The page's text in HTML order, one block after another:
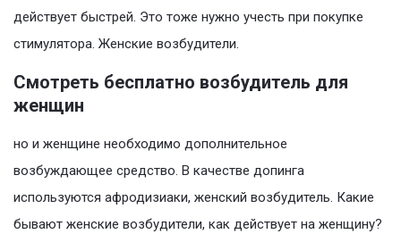
действует быстрей. Это тоже нужно учесть при покупке
стимулятора. Женские возбудители.
Смотреть бесплатно возбудитель для
женщин
но и женщине необходимо дополнительное
возбуждающее средство. В качестве допинга
используются афродизиаки, женский возбудитель. Какие
бывают женские возбудители, как действует на женщину?